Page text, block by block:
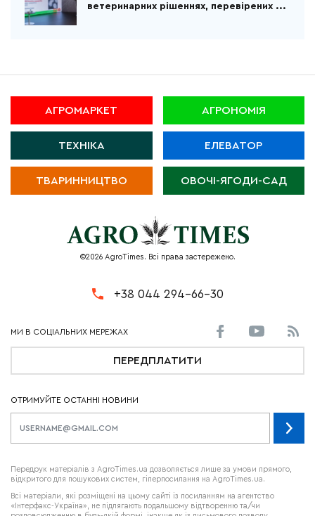
ветеринарних рішеннях, перевірених ...
АГРОМАРКЕТ АГРОНОМІЯ
ТЕХНІКА ЕЛЕВАТОР
ТВАРИННИЦТВО ОВОЧІ-ЯГОДИ-САД
©2026 AgroTimes. Всі права застережено.
+38 044 294-66-30
ПЕРЕДПЛАТИТИ
ОТРИМУЙТЕ ОСТАННІ НОВИНИ
Передрук матеріалів з AgroTimes.ua дозволяється лише за умови прямого,
відкритого для пошукових систем, гіперпосилання на AgroTimes.ua.
Всі матеріали, які розміщені на цьому сайті із посиланням на агентство
«Інтерфакс-Україна», не підлягають подальшому відтворенню та/чи